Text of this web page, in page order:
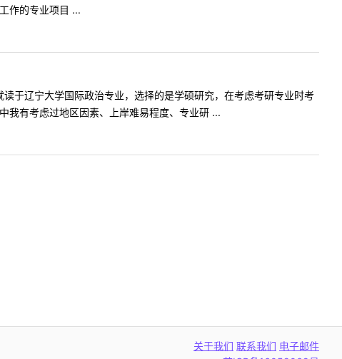
作的专业项目 ...
于辽宁大学国际政治专业，选择的是学硕研究，在考虑考研专业时考
我有考虑过地区因素、上岸难易程度、专业研 ...
关于我们 联系我们 电子邮件